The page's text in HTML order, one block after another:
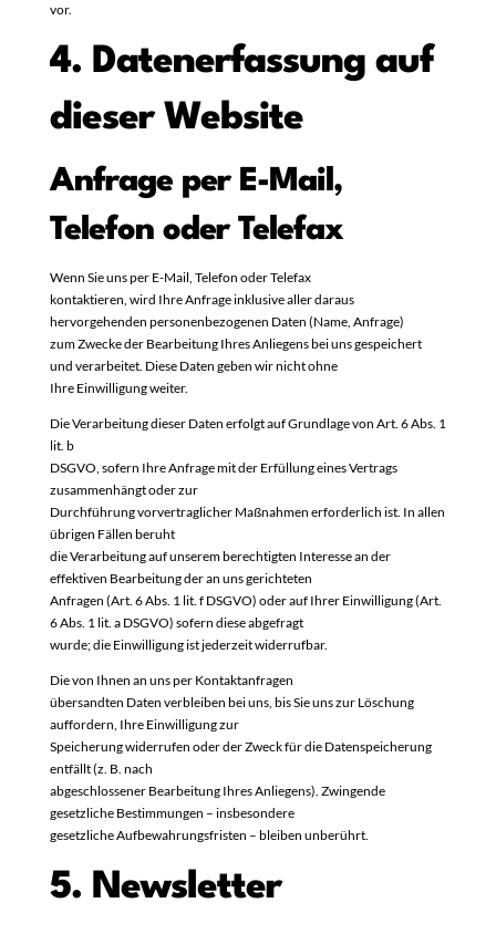
vor.
4. Datenerfassung auf
dieser Website
Anfrage per E-Mail,
Telefon oder Telefax
Wenn Sie uns per E-Mail, Telefon oder Telefax
kontaktieren, wird Ihre Anfrage inklusive aller daraus
hervorgehenden personenbezogenen Daten (Name, Anfrage)
zum Zwecke der Bearbeitung Ihres Anliegens bei uns gespeichert
und verarbeitet. Diese Daten geben wir nicht ohne
Ihre Einwilligung weiter.
Die Verarbeitung dieser Daten erfolgt auf Grundlage von Art. 6 Abs. 1
lit. b
DSGVO, sofern Ihre Anfrage mit der Erfüllung eines Vertrags
zusammenhängt oder zur
Durchführung vorvertraglicher Maßnahmen erforderlich ist. In allen
übrigen Fällen beruht
die Verarbeitung auf unserem berechtigten Interesse an der
effektiven Bearbeitung der an uns gerichteten
Anfragen (Art. 6 Abs. 1 lit. f DSGVO) oder auf Ihrer Einwilligung (Art.
6 Abs. 1 lit. a DSGVO) sofern diese abgefragt
wurde; die Einwilligung ist jederzeit widerrufbar.
Die von Ihnen an uns per Kontaktanfragen
übersandten Daten verbleiben bei uns, bis Sie uns zur Löschung
auffordern, Ihre Einwilligung zur
Speicherung widerrufen oder der Zweck für die Datenspeicherung
entfällt (z. B. nach
abgeschlossener Bearbeitung Ihres Anliegens). Zwingende
gesetzliche Bestimmungen – insbesondere
gesetzliche Aufbewahrungsfristen – bleiben unberührt.
5. Newsletter